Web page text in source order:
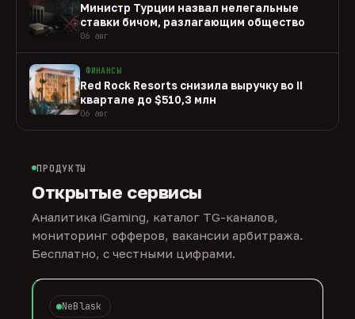
Министр Турции назвал нелегальные
ставки бичом, разлагающим общество
06 авг
ФИНАНСЫ
Red Rock Resorts снизила выручку во II
квартале до $510,3 млн
06 авг
ПРОДУКТЫ
Открытые сервисы
Аналитика iGaming, каталог TG-каналов,
мониторинг офферов, вакансии арбитража.
Бесплатно, с честными цифрами.
NeBlask